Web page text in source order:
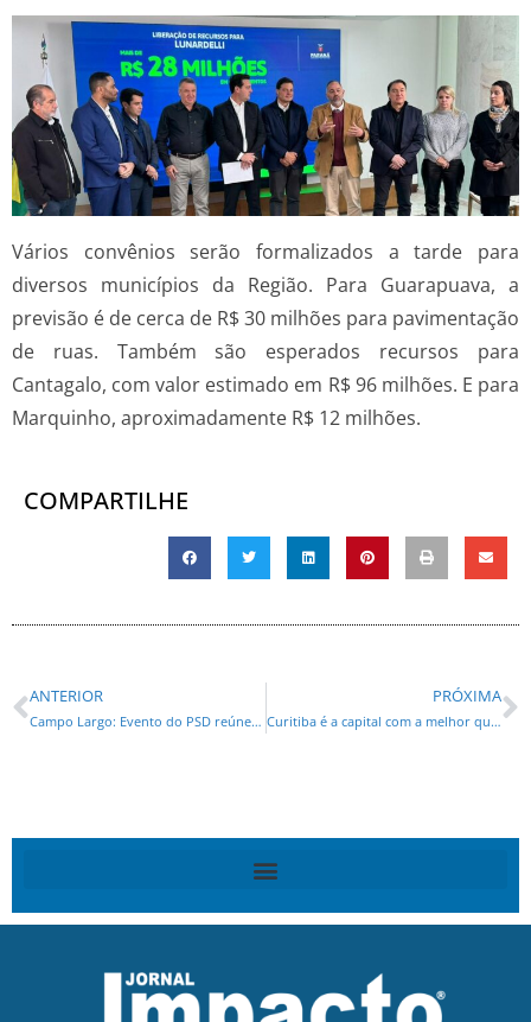
Vários convênios serão formalizados a tarde para
diversos municípios da Região. Para Guarapuava, a
previsão é de cerca de R$ 30 milhões para pavimentação
de ruas. Também são esperados recursos para
Cantagalo, com valor estimado em R$ 96 milhões. E para
Marquinho, aproximadamente R$ 12 milhões.
COMPARTILHE
ANTERIOR
Campo Largo: Evento do PSD reúne mil pessoas para apresentar Sandro Alex como pré-candidato ao Governo e Alexandre Curi ao senado
PRÓXIMA
Curitiba é a capital com a melhor qualidade de vida do Brasil